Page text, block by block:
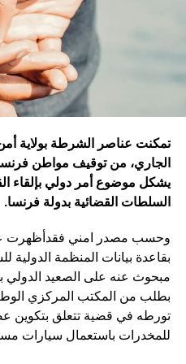
يشكل موضوع أمر دولي
السلطات القضائية بدولة فرنسا.
وحسب مصدر امني فقدأظهرت
بقاعدة بيانات المنظمة الدولية
مبحوث عنه على الصعيد
بطلب من المكتب المركزي
تورطه في قضية تتعلق بتكوين
للمخدرات باستعمال سيارات